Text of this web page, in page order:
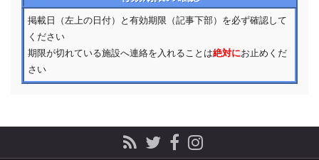
掲載日（左上の日付）と有効期限（記事下部）を必ず確認して
ください
期限が切れている施設へ連絡を入れることは絶対にお止めくだ
さい